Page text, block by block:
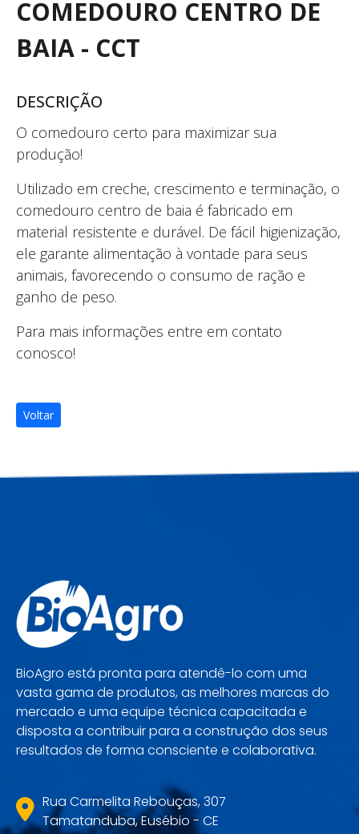
COMEDOURO CENTRO DE
BAIA - CCT
DESCRIÇÃO
O comedouro certo para maximizar sua
produção!
Utilizado em creche, crescimento e terminação, o
comedouro centro de baia é fabricado em
material resistente e durável. De fácil higienização,
ele garante alimentação à vontade para seus
animais, favorecendo o consumo de ração e
ganho de peso.
Para mais informações entre em contato
conosco!
Voltar
BioAgro está pronta para atendê-lo com uma
vasta gama de produtos, as melhores marcas do
mercado e uma equipe técnica capacitada e
disposta a contribuir para a construção dos seus
resultados de forma consciente e colaborativa.
Rua Carmelita Rebouças, 307
Tamatanduba, Eusébio - CE